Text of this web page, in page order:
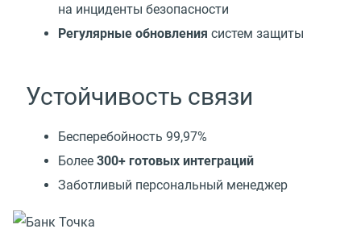
на инциденты безопасности
Регулярные обновления систем защиты
Устойчивость связи
Бесперебойность 99,97%
Более 300+ готовых интеграций
Заботливый персональный менеджер